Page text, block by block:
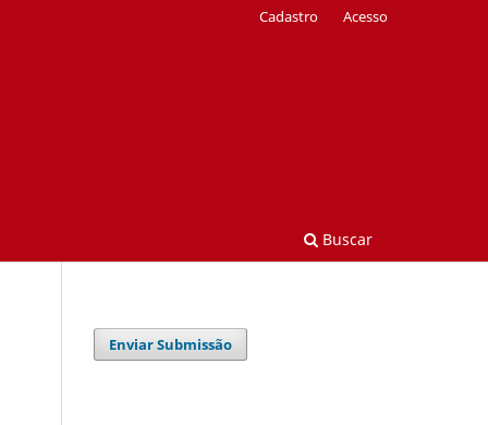
Buscar
Cadastro Acesso
Enviar Submissão